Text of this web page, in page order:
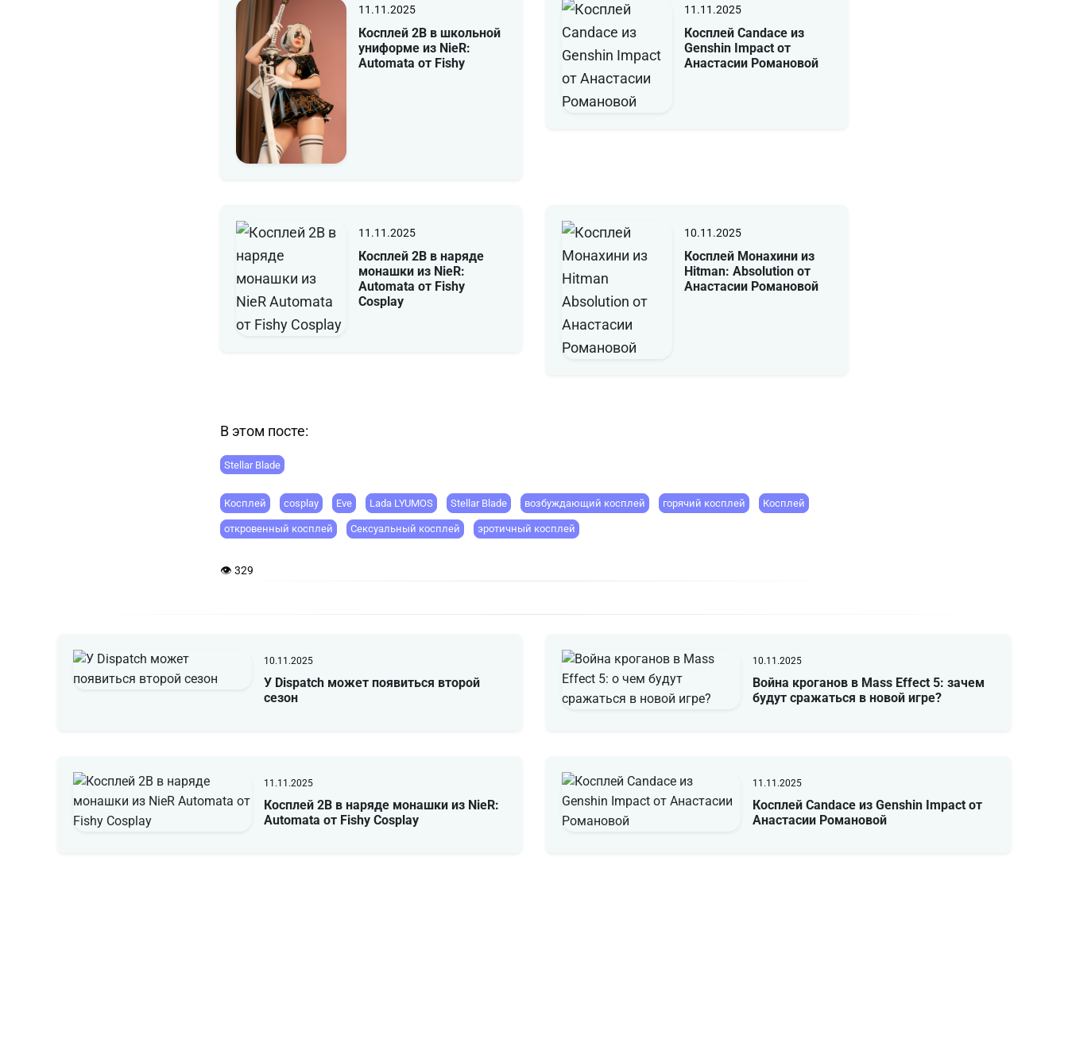
11.11.2025
Косплей 2B в школьной
униформе из NieR:
Automata от Fishy
11.11.2025
Косплей Candace из
Genshin Impact от
Анастасии Романовой
11.11.2025
Косплей 2B в наряде
монашки из NieR:
Automata от Fishy
Cosplay
10.11.2025
Косплей Монахини из
Hitman: Absolution от
Анастасии Романовой
В этом посте:
Stellar Blade
Косплей cosplay Eve Lada LYUMOS Stellar Blade возбуждающий косплей горячий косплей Косплей
откровенный косплей Сексуальный косплей эротичный косплей
👁 329
10.11.2025
У Dispatch может появиться второй
сезон
10.11.2025
Война кроганов в Mass Effect 5: зачем
будут сражаться в новой игре?
11.11.2025
Косплей 2B в наряде монашки из NieR:
Automata от Fishy Cosplay
11.11.2025
Косплей Candace из Genshin Impact от
Анастасии Романовой